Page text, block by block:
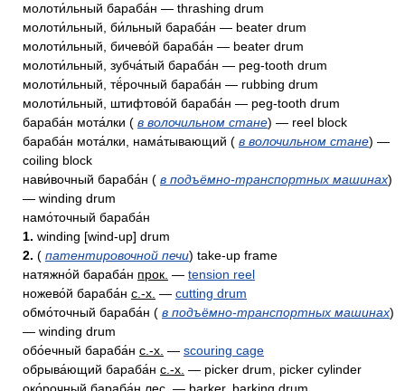
молоти́льный бараба́н — thrashing drum
молоти́льный, би́льный бараба́н — beater drum
молоти́льный, бичево́й бараба́н — beater drum
молоти́льный, зубча́тый бараба́н — peg-tooth drum
молоти́льный, тё́рочный бараба́н — rubbing drum
молоти́льный, штифтово́й бараба́н — peg-tooth drum
бараба́н мота́лки ( в волочильном стане) — reel block
бараба́н мота́лки, нама́тывающий ( в волочильном стане) —
coiling block
нави́вочный бараба́н ( в подъёмно-транспортных машинах)
— winding drum
намо́точный бараба́н
1. winding [wind-up] drum
2. ( патентировочной печи) take-up frame
натяжно́й бараба́н прок. — tension reel
ножево́й бараба́н с.-х. — cutting drum
обмо́точный бараба́н ( в подъёмно-транспортных машинах)
— winding drum
обо́ечный бараба́н с.-х. — scouring cage
обрыва́ющий бараба́н с.-х. — picker drum, picker cylinder